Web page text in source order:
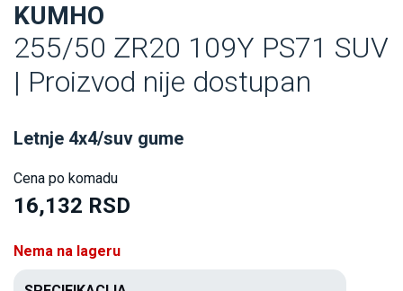
KUMHO
255/50 ZR20 109Y PS71 SUV
| Proizvod nije dostupan
Letnje 4x4/suv gume
Cena po komadu
16,132 RSD
Nema na lageru